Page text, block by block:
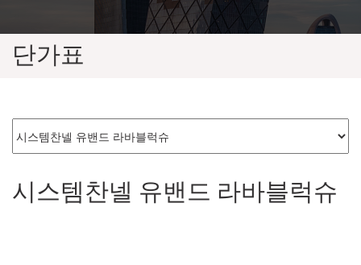
단가표
시스템찬넬 유밴드 라바블럭슈